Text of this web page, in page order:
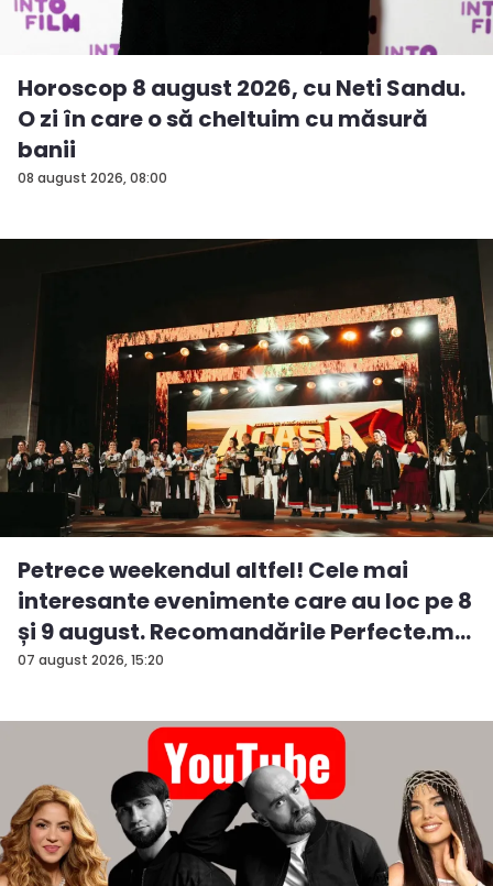
08 august 2026, 08:00
Horoscop 8 august 2026, cu Neti Sandu.
O zi în care o să cheltuim cu măsură
banii
07 august 2026, 15:20
Petrece weekendul altfel! Cele mai
interesante evenimente care au loc pe 8
și 9 august. Recomandările Perfecte.m...